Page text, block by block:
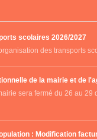
scolaires 2026/2027
des transports
de la mairie et de
sera fermé du 26 au 29
: Modification